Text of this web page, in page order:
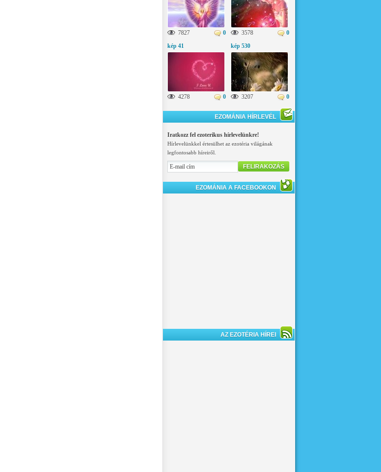
7827 0 3578
0
kép 41
4278 0
kép 530
3207 0
EZOMÁNIA HÍRLEVÉL
Iratkozz fel ezoterikus hírlevelünkre!
Hírlevelünkkel értesülhet az ezotéria világának
legfontosabb híreiről.
FELIRAKOZÁS
EZOMÁNIA A FACEBOOKON
AZ EZOTÉRIA HÍREI